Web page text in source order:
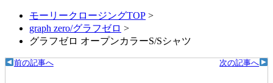
モーリークロージングTOP >
graph zero/グラフゼロ >
グラフゼロ オープンカラーS/Sシャツ
次の記事へ
前の記事へ